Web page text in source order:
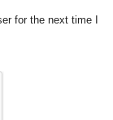
for the next time I